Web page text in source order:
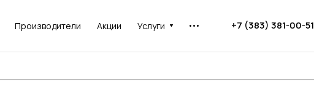
Производители Акции Услуги +7 (383) 381-00-51